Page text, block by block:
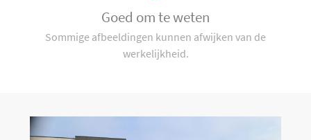
Goed om te weten
Sommige afbeeldingen kunnen afwijken van de
werkelijkheid.